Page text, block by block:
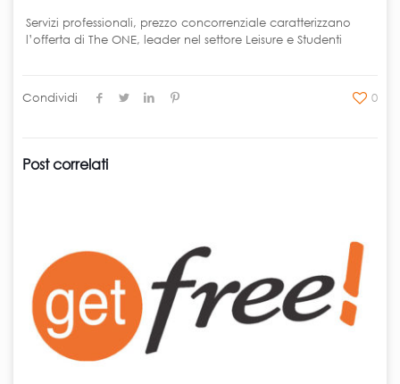
Servizi professionali, prezzo concorrenziale caratterizzano
l’offerta di The ONE, leader nel settore Leisure e Studenti
Condividi 0
Post correlati